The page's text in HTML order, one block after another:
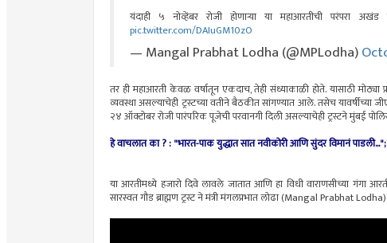
यंदाही ५ नोव्हेंबर रोजी होणाऱ्या या महाआरतीची परंपरा
pic.twitter.com/DAIuGM10zO
— Mangal Prabhat Lodha (@MPLodha)
​तर ही महाआरती केवळ वर्षातून एकदाच, तेही संध्याकाळी होते. यासाठी मोठ्या
व्यवस्था असल्याचेही ट्रस्टच्या वतीने बैठकीत सांगण्यात आले. तसेच यावर्षीच्या
२४ ऑक्टोबर रोजी पारंपरिक पूजेची परवानगी दिली असल्याचेही ट्रस्टने मुंबई
हे वाचलात का ? :"भारत-पाक युद्धात सात नवीकोरी आणि सुंदर विमानं
या आरतीमध्ये हजारो दिवे लावले जातात आणि हा विधी वाराणसीच्या गंगा
सारस्वत गौड ब्राह्मण ट्रस्ट ने मंत्री मंगलप्रभात लोढा (Mangal Prabhat